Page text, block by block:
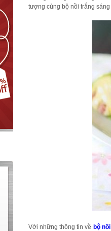
tượng cùng bộ nồi trắng
Với những thông tin về bộ